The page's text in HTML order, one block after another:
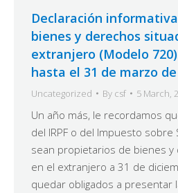
Declaración
bienes y derechos
extranjero (Modelo
hasta el 31 de marzo de
Uncategorized By csf 5 March,
Un año más, le recordamos
del IRPF o del Impuesto sobre
sean propietarios de bienes
en el extranjero a 31 de
quedar obligados a presentar